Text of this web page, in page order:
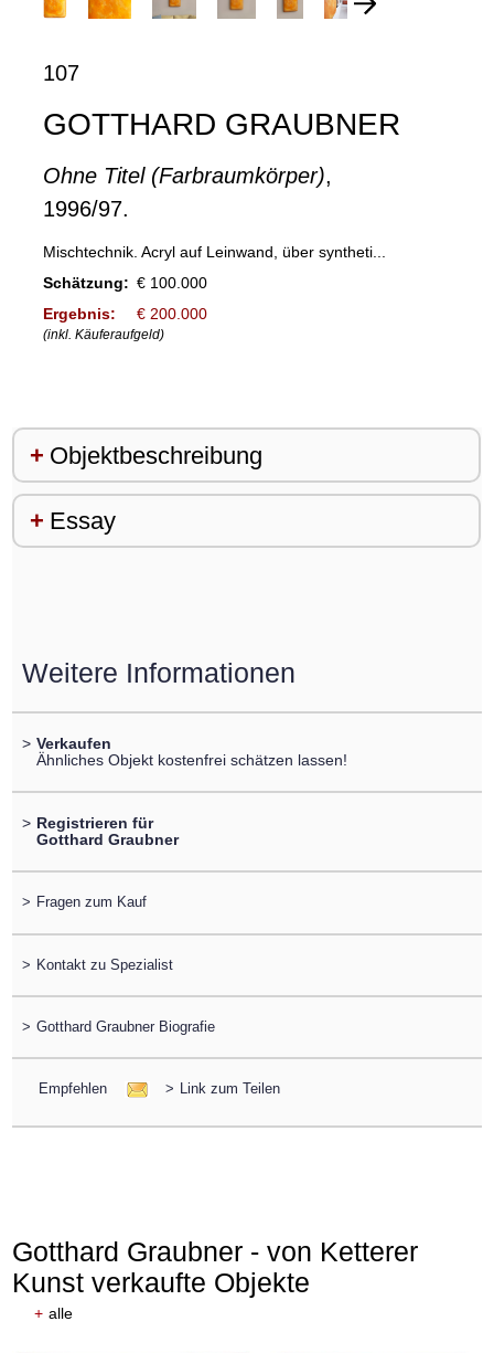
107
GOTTHARD GRAUBNER
Ohne Titel (Farbraumkörper),
1996/97.
Mischtechnik. Acryl auf Leinwand, über syntheti...
Schätzung: € 100.000
Ergebnis:
€ 200.000
(inkl. Käuferaufgeld)
Objektbeschreibung
Essay
Weitere Informationen
> Verkaufen
Ähnliches Objekt kostenfrei schätzen lassen!
> Registrieren für
Gotthard Graubner
> Fragen zum Kauf
> Kontakt zu Spezialist
> Gotthard Graubner Biografie
Empfehlen > Link zum Teilen
Gotthard Graubner - von Ketterer
Kunst verkaufte Objekte
+ alle